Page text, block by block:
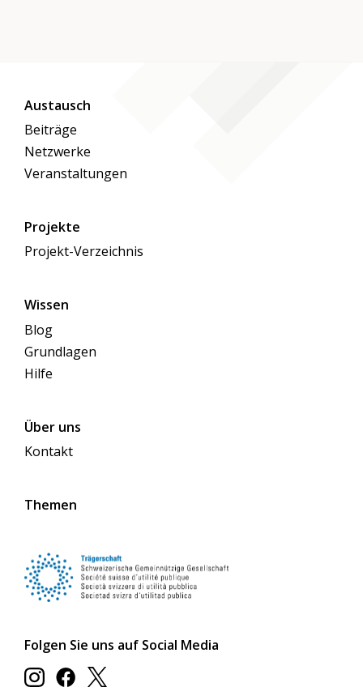
Austausch
Beiträge
Netzwerke
Veranstaltungen
Projekte
Projekt-Verzeichnis
Wissen
Blog
Grundlagen
Hilfe
Über uns
Kontakt
Themen
Folgen Sie uns auf Social Media